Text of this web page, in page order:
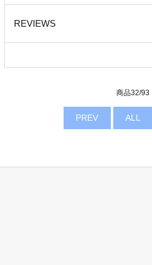
REVIEWS
商品32/93
PREV ALL